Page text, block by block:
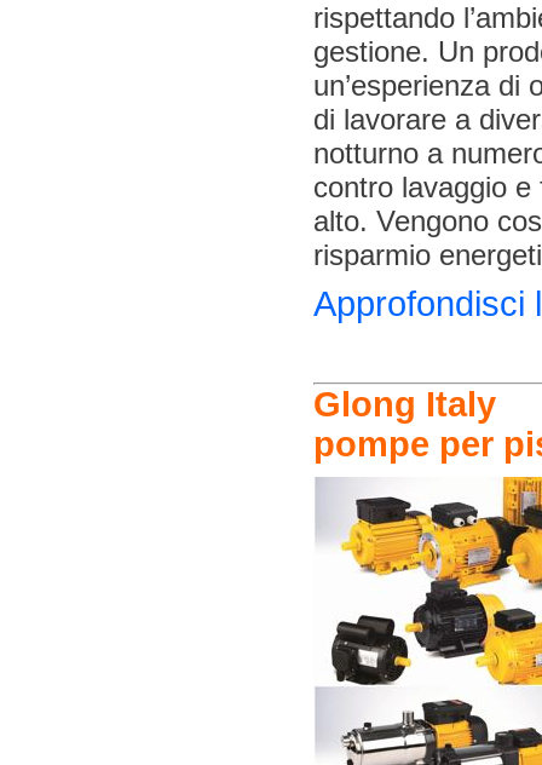
rispettando
gestione. Un
un’esperienza di
di lavorare a
notturno a
contro lavaggio
alto. Vengono
risparmio
Approfondisci
Glong Italy
pompe per